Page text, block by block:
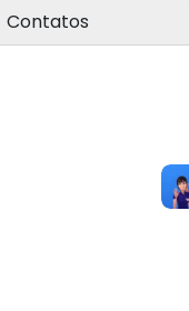
Contatos